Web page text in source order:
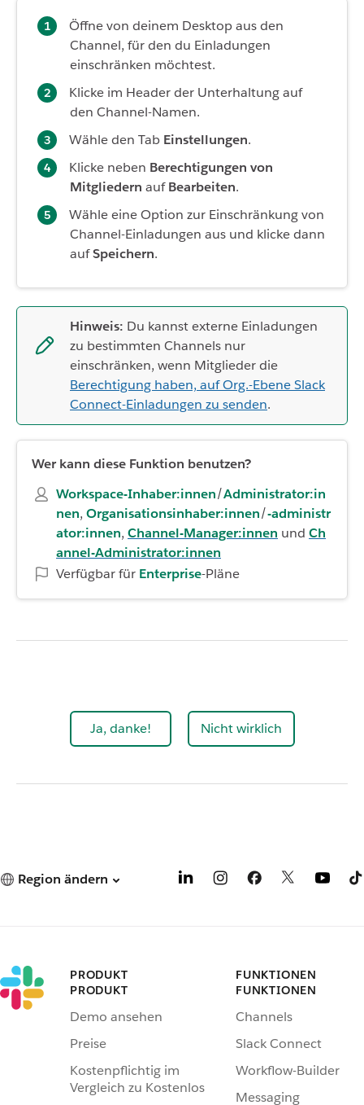
Öffne von deinem Desktop aus den
Channel, für den du Einladungen
einschränken möchtest.
Klicke im Header der Unterhaltung auf
den Channel-Namen.
Wähle den Tab Einstellungen.
Klicke neben Berechtigungen von
Mitgliedern aufBearbeiten.
Wähle eine Option zur Einschränkung von
Channel-Einladungen aus und klicke dann
aufSpeichern.
Hinweis: Du kannst externe Einladungen
zu bestimmten Channels nur
einschränken, wenn Mitglieder die
Berechtigung haben, auf Org.-Ebene Slack
Connect-Einladungen zu senden.
Wer kann diese Funktion benutzen?
Workspace-Inhaber:innen/Administrator:in
nen, Organisationsinhaber:innen/-administr
ator:innen, Channel-Manager:innen und Ch
annel-Administrator:innen
Verfügbar für Enterprise-Pläne
Ja, danke! Nicht wirklich
Region ändern
PRODUKT
PRODUKT
Demo ansehen
Preise
Kostenpflichtig im
Vergleich zu Kostenlos
FUNKTIONEN
FUNKTIONEN
Channels
Slack Connect
Workflow-Builder
Messaging